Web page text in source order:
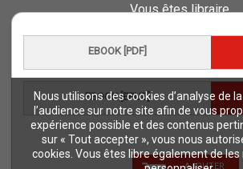
Nous utilisons des cookies d’analyse de
l’audience sur notre site afin de vous
expérience possible et des contenus
sur « Tout accepter », vous nous
cookies. Vous êtes libre également de
EBOOK [PDF]
EBOOK [EPUB]
AJOUTER
Vous êtes libraire
Foreign rights
Procédure d'évaluation
NOTRE SITE
Quae © 2018
Mentions légales